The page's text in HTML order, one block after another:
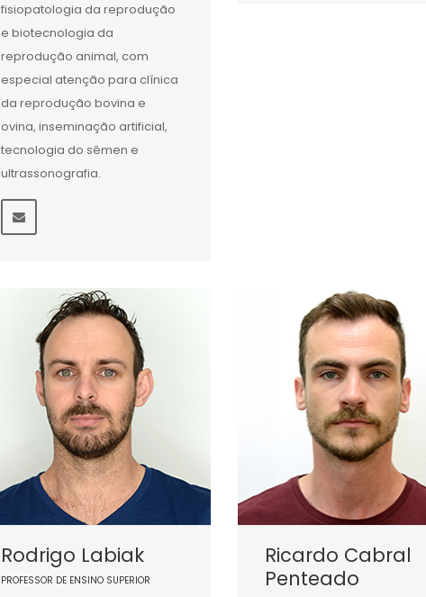
fisiopatologia da reprodução
e biotecnologia da
reprodução animal, com
especial atenção para clínica
da reprodução bovina e
ovina, inseminação artificial,
tecnologia do sêmen e
ultrassonografia.
Rodrigo Labiak
PROFESSOR DE ENSINO SUPERIOR
Ricardo Cabral
Penteado